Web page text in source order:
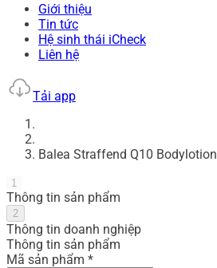
Giới thiệu
Tin tức
Hệ sinh thái iCheck
Liên hệ
Tải app
Balea Straffend Q10 Bodylotion
1
Thông tin sản phẩm
2
Thông tin doanh nghiệp
Thông tin sản phẩm
Mã sản phẩm *